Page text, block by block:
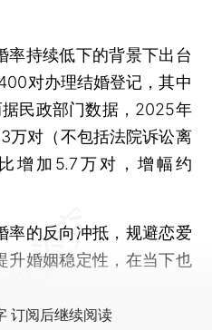
持续低下的背景下出台
对办理结婚登记，其中
民政部门数据，2025年
万对（不包括法院诉讼离
增加5.7万对，增幅约
的反向冲抵，规避恋爱
升婚姻稳定性，在当下也
订阅后继续阅读